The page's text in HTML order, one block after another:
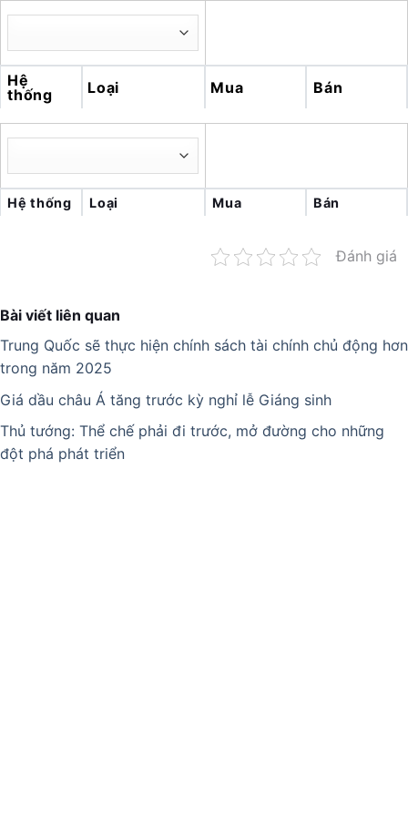
Hệ
thống
Loại Mua Bán
Hệ thống Loại Mua Bán
Đánh giá
Bài viết liên quan
Trung Quốc sẽ thực hiện chính sách tài chính chủ động hơn
trong năm 2025
Giá dầu châu Á tăng trước kỳ nghỉ lễ Giáng sinh
Thủ tướng: Thể chế phải đi trước, mở đường cho những
đột phá phát triển